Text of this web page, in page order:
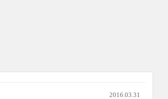
2016.03.31